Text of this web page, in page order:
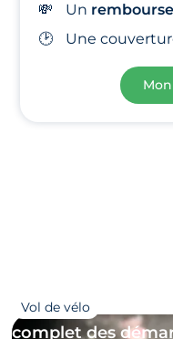
💸
Un
🕑
Une
27/09/2023
Que faire en cas
complet des
Vol de vélo